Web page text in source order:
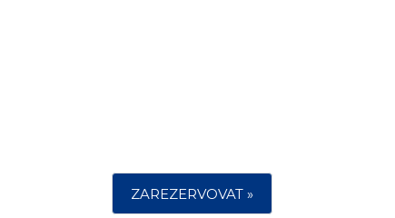
ZAREZERVOVAT »